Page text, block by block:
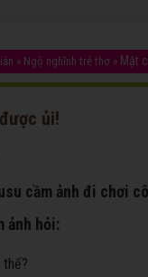
» Ngộ nghĩnh trẻ thơ » Mặt
ủi!
cầm ảnh đi chơi
ảnh hỏi: